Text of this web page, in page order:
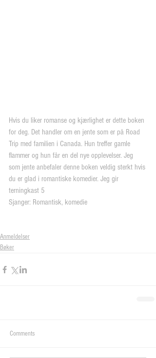
Hvis du liker romanse og kjærlighet er dette boken
for deg. Det handler om en jente som er på Road
Trip med familien i Canada. Hun treffer gamle
flammer og hun får en del nye opplevelser. Jeg
som jente anbefaler denne boken veldig sterkt hvis
du er glad i romantiske komedier. Jeg gir
terningkast 5
Sjanger: Romantisk, komedie
Anmeldelser
Bøker
Comments